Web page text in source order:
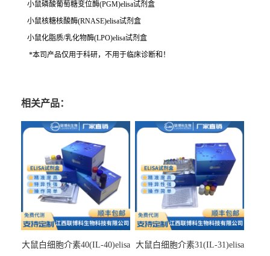
小鼠磷酸葡萄糖变位酶(PGM)elisa试剂盒
小鼠核糖核酸酶(RNASE)elisa试剂盒
小鼠化脂质/乳化物酶(LPO)elisa试剂盒
*本司产品仅用于科研，不用于临床诊断和！
相关产品：
大鼠白细胞介素40(IL-40)elisa
大鼠白细胞介素31(IL-31)elisa